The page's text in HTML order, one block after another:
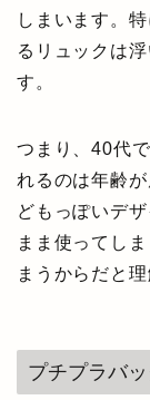
しまいます。
るリュックは
す。
つまり、40代
れるのは年齢
どもっぽいデ
まま使ってし
まうからだと
プチプラバ